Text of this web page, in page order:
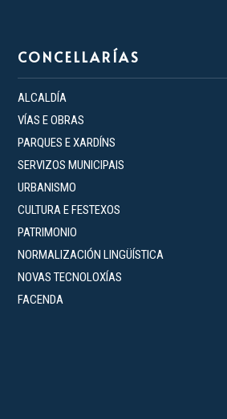
CONCELLARÍAS
ALCALDÍA
VÍAS E OBRAS
PARQUES E XARDÍNS
SERVIZOS MUNICIPAIS
URBANISMO
CULTURA E FESTEXOS
PATRIMONIO
NORMALIZACIÓN LINGÜÍSTICA
NOVAS TECNOLOXÍAS
FACENDA